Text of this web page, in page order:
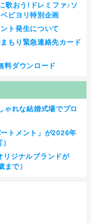
歌おう!ドレミファ♪ソ
ビヨリ特別企画
ト発生について
もり緊急連絡先カード
料ダウンロード
れな結婚式場でプロ
トメント」が2026年
ジナルブランドが
で）